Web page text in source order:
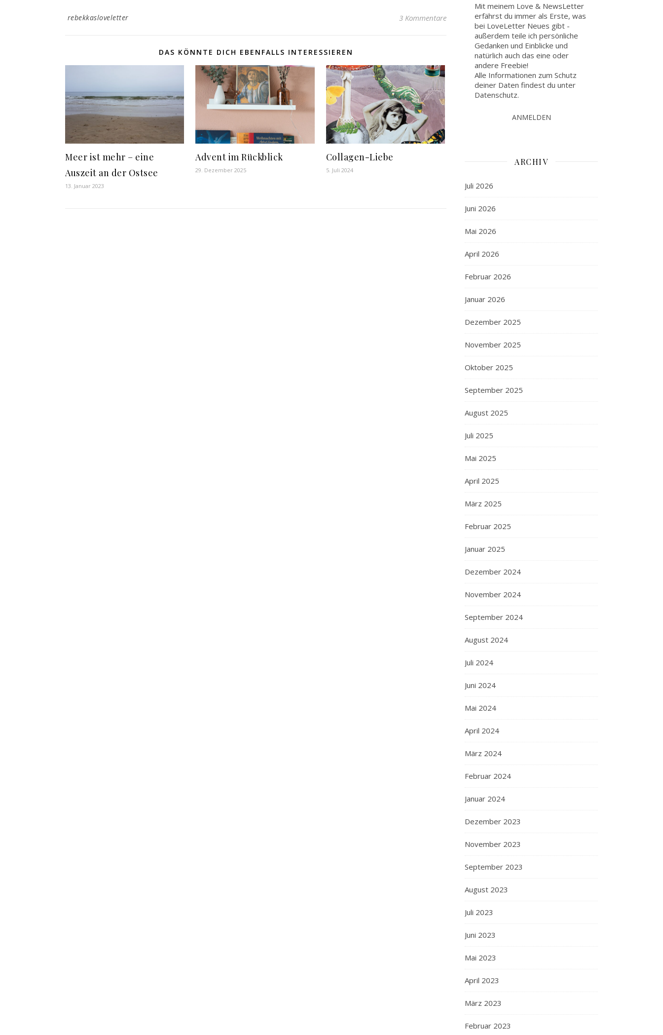
rebekkasloveletter 3 Kommentare
DAS KÖNNTE DICH EBENFALLS INTERESSIEREN
Meer ist mehr – eine
Auszeit an der Ostsee
13. Januar 2023
Advent im Rückblick
29. Dezember 2025
Collagen-Liebe
5. Juli 2024
Mit meinem Love & NewsLetter
erfährst du immer als Erste, was
bei LoveLetter Neues gibt -
außerdem teile ich persönliche
Gedanken und Einblicke und
natürlich auch das eine oder
andere Freebie!
Alle Informationen zum Schutz
deiner Daten findest du unter
Datenschutz.
ARCHIV
Juli 2026
Juni 2026
Mai 2026
April 2026
Februar 2026
Januar 2026
Dezember 2025
November 2025
Oktober 2025
September 2025
August 2025
Juli 2025
Mai 2025
April 2025
März 2025
Februar 2025
Januar 2025
Dezember 2024
November 2024
September 2024
August 2024
Juli 2024
Juni 2024
Mai 2024
April 2024
März 2024
Februar 2024
Januar 2024
Dezember 2023
November 2023
September 2023
August 2023
Juli 2023
Juni 2023
Mai 2023
April 2023
März 2023
Februar 2023